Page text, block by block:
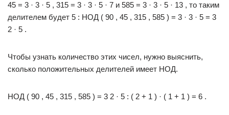
45 = 3 · 3 · 5 , 315 = 3 · 3 · 5 · 7 и 585 = 3 · 3 · 5 · 13 , то таким
делителем будет 5 : НОД ( 90 , 45 , 315 , 585 ) = 3 · 3 · 5 = 3
2 · 5 .
Чтобы узнать количество этих чисел, нужно выяснить,
сколько положительных делителей имеет НОД.
НОД ( 90 , 45 , 315 , 585 ) = 3 2 · 5 : ( 2 + 1 ) · ( 1 + 1 ) = 6 .